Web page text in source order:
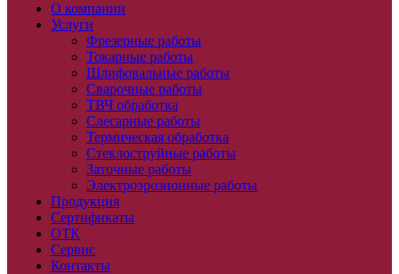
О компании
Услуги
Фрезерные работы
Токарные работы
Шлифовальные работы
Сварочные работы
ТВЧ обработка
Слесарные работы
Термическая обработка
Стеклоструйные работы
Заточные работы
Электроэрозионные работы
Продукция
Сертификаты
ОТК
Сервис
Контакты